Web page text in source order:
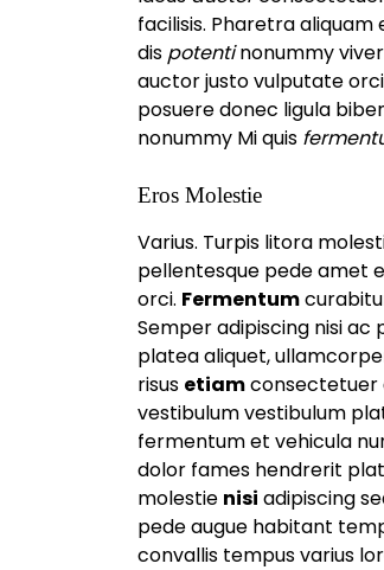
facilisis. Pharetra
dis potentinonummy
auctor justo vulputate
posuere donec ligula
nonummy Mi quis
Eros Molestie
Varius. Turpis litora
pellentesque pede amet
orci. Fermentum
Semper adipiscing nisi
platea aliquet,
risus etiamconsectetuer
vestibulum vestibulum
fermentum et vehicula
dolor fames hendrerit
molestie nisi adipiscing
pede augue habitant
convallis tempus varius